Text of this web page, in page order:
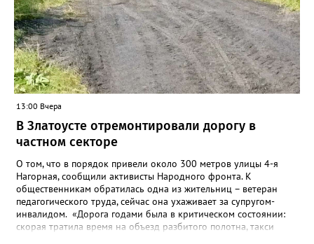
13:00 Вчера
В Златоусте отремонтировали дорогу в
частном секторе
О том, что в порядок привели около 300 метров улицы 4-я
Нагорная, сообщили активисты Народного фронта. К
общественникам обратилась одна из жительниц – ветеран
педагогического труда, сейчас она ухаживает за супругом-
инвалидом. «Дорога годами была в критическом состоянии:
скорая тратила время на объезд разбитого полотна, такси